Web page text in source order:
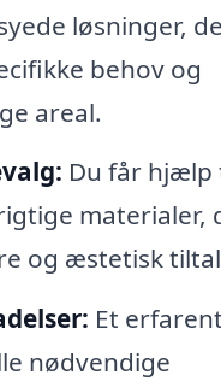
løsninger,
behov og
areal.
Du får hjælp
materialer,
og æstetisk
Et
nødvendige